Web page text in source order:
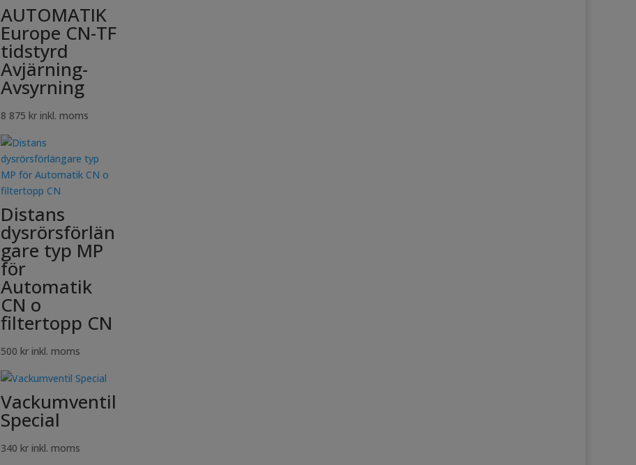
AUTOMATIK
Europe CN-TF
tidstyrd
Avjärning-
Avsyrning
8 875 kr inkl. moms
Distans
dysrörsförlän
gare typ MP
för
Automatik
CN o
filtertopp CN
500 kr inkl. moms
Vackumventil
Special
340 kr inkl. moms